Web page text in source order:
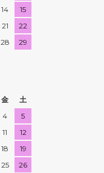
14
15
21
22
28
29
金
土
4
5
11
12
18
19
25
26